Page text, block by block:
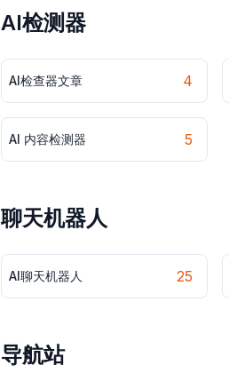
AI检测器
AI检查器文章 4
AI 内容检测器 5
聊天机器人
AI聊天机器人 25
导航站